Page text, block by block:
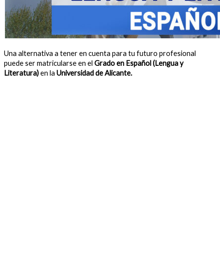
Una alternativa a tener en cuenta para tu futuro profesional
puede ser matricularse en el Grado en Español (Lengua y
Literatura)en la Universidad de Alicante.